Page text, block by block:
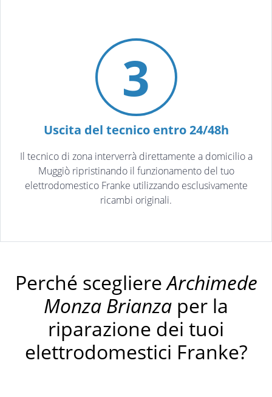
3
Uscita del tecnico entro 24/48h
Il tecnico di zona interverrà direttamente a domicilio a
Muggiò ripristinando il funzionamento del tuo
elettrodomestico Franke utilizzando esclusivamente
ricambi originali.
Perché scegliereArchimede
Monza Brianza per la
riparazione dei tuoi
elettrodomestici Franke?